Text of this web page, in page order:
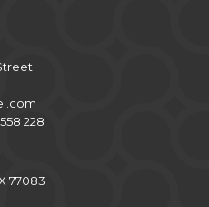
228
77083